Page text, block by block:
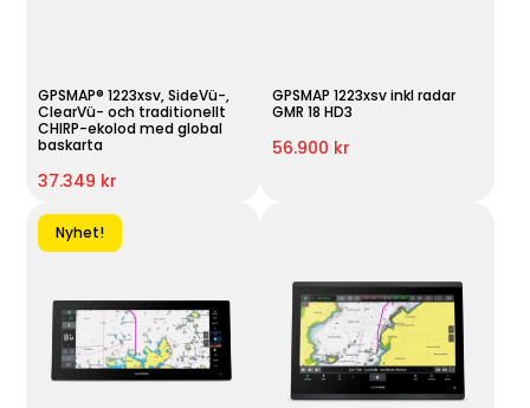
GPSMAP® 1223xsv, SideVü-,
ClearVü- och traditionellt
CHIRP-ekolod med global
baskarta
37.349 kr
GPSMAP 1223xsv inkl radar
GMR 18 HD3
56.900 kr
Nyhet!